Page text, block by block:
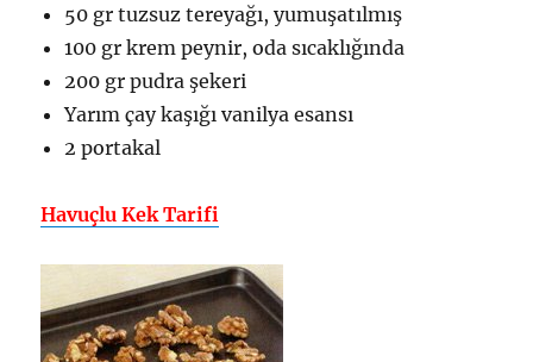
50 gr tuzsuz tereyağı, yumuşatılmış
100 gr krem peynir, oda sıcaklığında
200 gr pudra şekeri
Yarım çay kaşığı vanilya esansı
2 portakal
Havuçlu Kek Tarifi